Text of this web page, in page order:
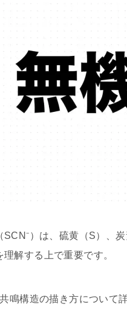
SCN⁻）は、硫黄（S）、
解する上で重要です。
鳴構造の描き方について